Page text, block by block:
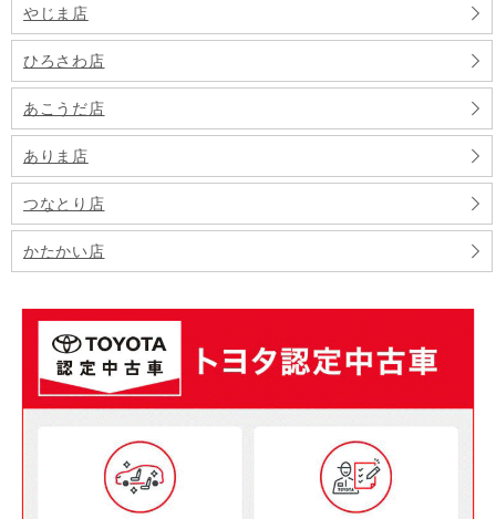
やじま店
ひろさわ店
あこうだ店
ありま店
つなとり店
かたかい店